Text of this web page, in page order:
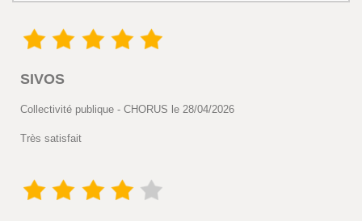
SIVOS
Collectivité publique - CHORUS le 28/04/2026
Très satisfait